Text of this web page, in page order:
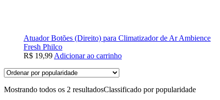
Atuador Botões (Direito) para Climatizador de Ar Ambience
Fresh Philco
R$ 19,99Adicionar ao carrinho
Mostrando todos os 2 resultadosClassificado por popularidade